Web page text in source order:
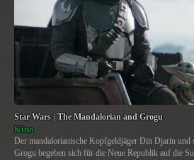
Star Wars | The Mandalorian and Grogu
Kino
Der mandalorianische Kopfgeldjäger Din Djarin und
Grogu begeben sich für die Neue Republik auf die